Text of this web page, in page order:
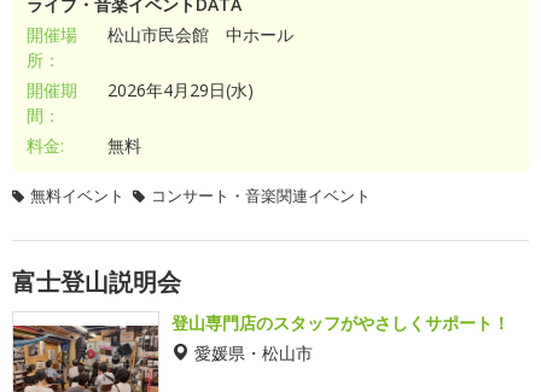
開催場
所：
松山市民会館 中ホール
開催期
間：
2026年4月29日(水)
料金: 無料
無料イベント コンサート・音楽関連イベント
富士登山説明会
登山専門店のスタッフがやさしくサポート！
愛媛県・松山市